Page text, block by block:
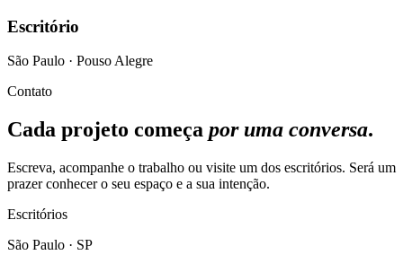
Escritório
São Paulo · Pouso Alegre
Contato
Cada projeto começa por uma conversa.
Escreva, acompanhe o trabalho ou visite um dos escritórios. Será um
prazer conhecer o seu espaço e a sua intenção.
Escritórios
São Paulo · SP